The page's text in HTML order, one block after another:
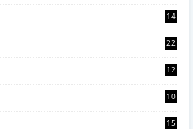
14
22
12
10
15